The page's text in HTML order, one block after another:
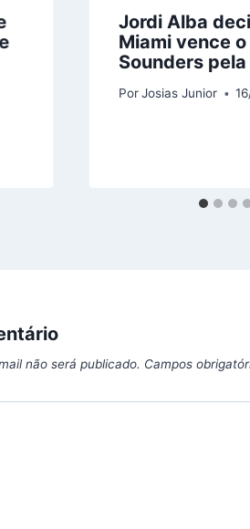
Jordi Alba
Miami vence
Sounders pela
PorJosias Junior
não será publicado. Campos